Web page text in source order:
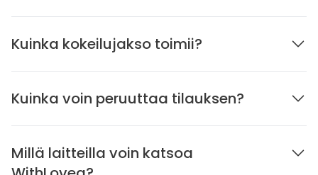
Kuinka kokeilujakso toimii?
Kuinka voin peruuttaa tilauksen?
Millä laitteilla voin katsoa